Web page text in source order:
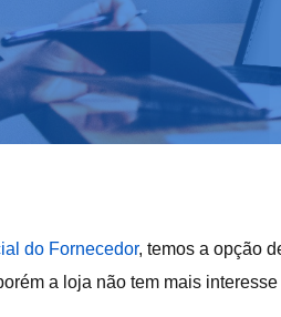
do Fornecedor, temos a opção
a loja não tem mais